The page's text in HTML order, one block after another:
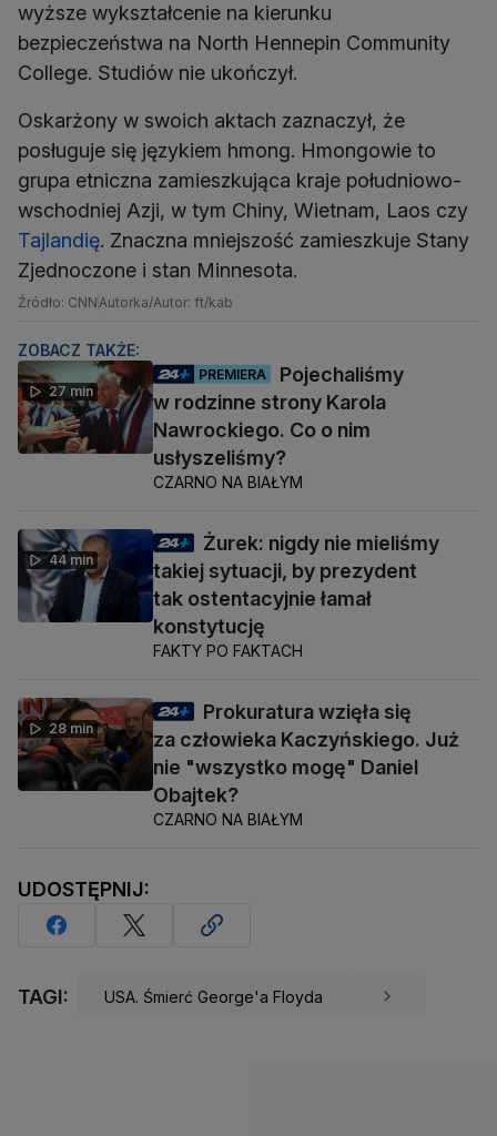
wyższe wykształcenie na kierunku
bezpieczeństwa na North Hennepin Community
College. Studiów nie ukończył.
Oskarżony w swoich aktach zaznaczył, że
posługuje się językiem hmong. Hmongowie to
grupa etniczna zamieszkująca kraje południowo-
wschodniej Azji, w tym Chiny, Wietnam, Laos czy
Tajlandię. Znaczna mniejszość zamieszkuje Stany
Zjednoczone i stan Minnesota.
Źródło: CNNAutorka/Autor: ft/kab
ZOBACZ TAKŻE:
27 min
PREMIERA
Pojechaliśmy
w rodzinne strony Karola
Nawrockiego. Co o nim
usłyszeliśmy?
CZARNO NA BIAŁYM
44 min
Żurek: nigdy nie mieliśmy
takiej sytuacji, by prezydent
tak ostentacyjnie łamał
konstytucję
FAKTY PO FAKTACH
28 min
Prokuratura wzięła się
za człowieka Kaczyńskiego. Już
nie "wszystko mogę" Daniel
Obajtek?
CZARNO NA BIAŁYM
UDOSTĘPNIJ:
TAGI: USA. Śmierć George'a Floyda